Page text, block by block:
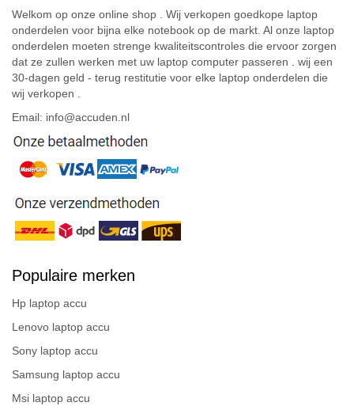
Welkom op onze online shop . Wij verkopen goedkope laptop
onderdelen voor bijna elke notebook op de markt. Al onze laptop
onderdelen moeten strenge kwaliteitscontroles die ervoor zorgen
dat ze zullen werken met uw laptop computer passeren . wij een
30-dagen geld - terug restitutie voor elke laptop onderdelen die
wij verkopen .
Email: info@accuden.nl
Populaire merken
Hp laptop accu
Lenovo laptop accu
Sony laptop accu
Samsung laptop accu
Msi laptop accu